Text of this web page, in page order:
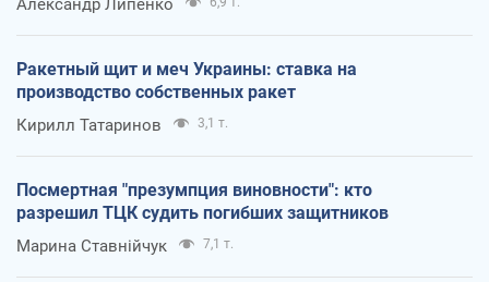
Александр Липенко
Ракетный щит и меч Украины: ставка на
производство собственных ракет
Кирилл Татаринов 3,1 т.
Посмертная "презумпция виновности": кто
разрешил ТЦК судить погибших защитников
Марина Ставнійчук 7,1 т.